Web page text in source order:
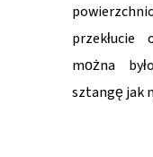
można
sztangę jak